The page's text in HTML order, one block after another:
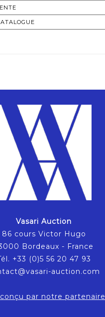
Vasari Auction
86 cours Victor Hugo
Bordeaux - France
+33 (0)5 56 20 47 93
auction.com
par notre partenaire